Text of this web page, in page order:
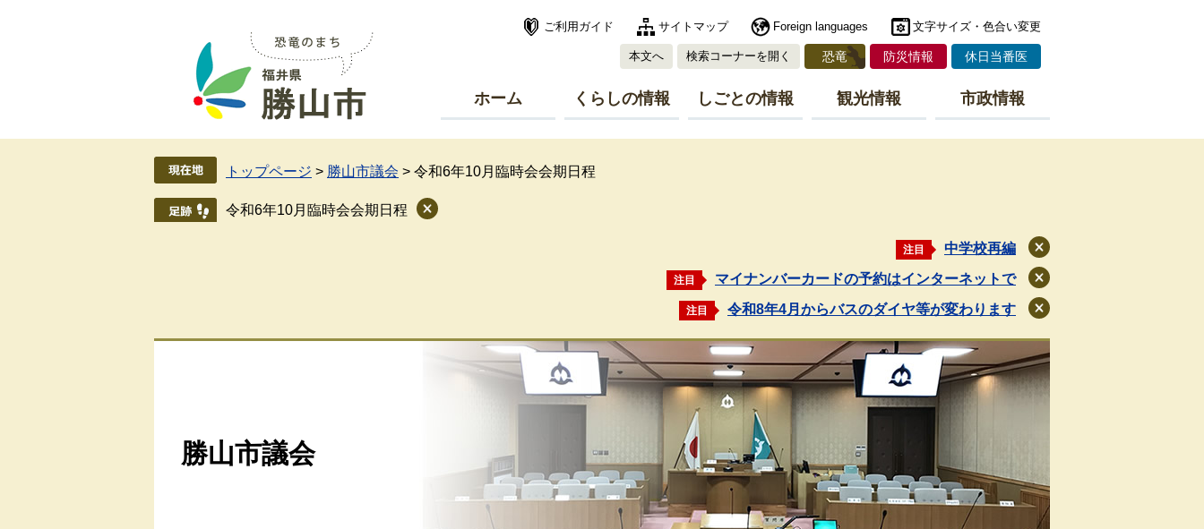
で
ば
ご利用ガイド サイトマップ Foreign languages 文字サイズ・色合い変更
本文へ 検索コーナーを開く 恐竜 防災情報 休日当番医
ホーム くらしの情報 しごとの情報 観光情報 市政情報
トップページ > 勝山市議会 > 令和6年10月臨時会会期日程
令和6年10月臨時会会期日程
注目 中学校再編
閉
じ
る
注目 マイナンバーカードの予約はインターネットで
閉
じ
る
注目 令和8年4月からバスのダイヤ等が変わります
閉
勝山市議会